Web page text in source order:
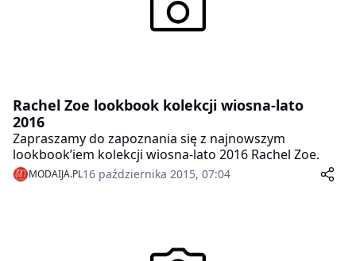
Rachel Zoe lookbook kolekcji wiosna-lato
2016
Zapraszamy do zapoznania się z najnowszym
lookbook’iem kolekcji wiosna-lato 2016 Rachel Zoe.
MODAIJA.PL16 października 2015, 07:04